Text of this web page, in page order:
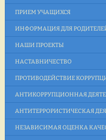
ПРИЕМ УЧАЩИХСЯ
ИНФОРМАЦИЯ ДЛЯ
НАШИ ПРОЕКТЫ
НАСТАВНИЧЕСТВО
ПРОТИВОДЕЙСТВИЕ
АНТИКОРРУПЦИОННАЯ
АНТИТЕРРОРИСТИЧЕСКАЯ
НЕЗАВИСИМАЯ ОЦЕНКА